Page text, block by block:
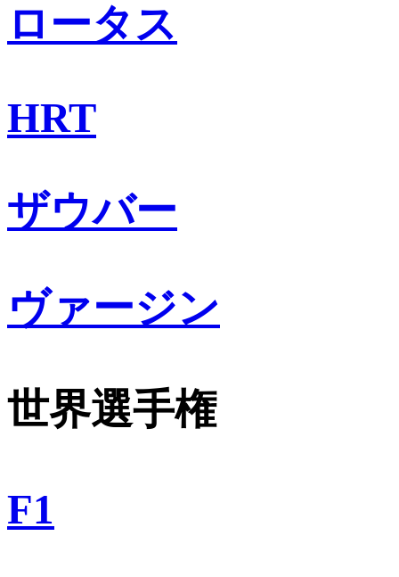
ロータス
HRT
ザウバー
ヴァージン
世界選手権
F1